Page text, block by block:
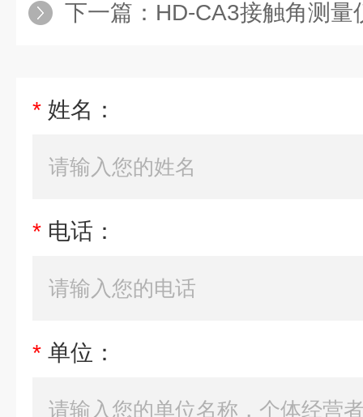
下一篇： HD-CA3接触角测量
* 姓名：
* 电话：
* 单位：